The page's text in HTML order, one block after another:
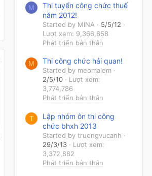
M
Thi tuyển công chức thuế
năm 2012!
Started by MINA
5/5/12
Lượt xem: 9,366,658
Phát triển bản thân
M Thi công chức hải quan!
Started by meomalem
2/5/10
Lượt xem:
3,774,786
Phát triển bản thân
T
Lập nhóm ôn thi công
chức bhxh 2013
Started by truongvucanh
29/3/13
Lượt xem:
3,372,882
Phát triển bản thân